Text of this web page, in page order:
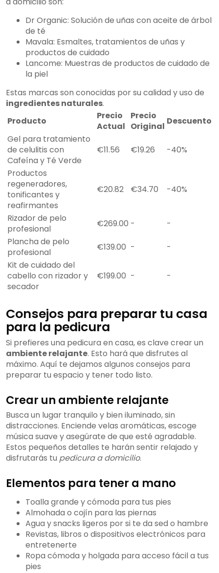
Dr Organic: Solución de uñas con aceite de árbol
de té
Mavala: Esmaltes, tratamientos de uñas y
productos de cuidado
Lancome: Muestras de productos de cuidado de
la piel
Estas marcas son conocidas por su calidad y uso de
ingredientes naturales.
Producto
Precio
Actual
Precio
Original Descuento
Gel para tratamiento
de celulitis con
Cafeína y Té Verde
€11.56 €19.26 -40%
Productos
regeneradores,
tonificantes y
reafirmantes
€20.82 €34.70 -40%
Rizador de pelo
profesional
€269.00 -
-
Plancha de pelo
profesional
€139.00 -
-
Kit de cuidado del
cabello con rizador y
secador
€199.00 - -
Consejos para preparar tu casa
para la pedicura
Si prefieres una pedicura en casa, es clave crear un
ambiente relajante. Esto hará que disfrutes al
máximo. Aquí te dejamos algunos consejos para
preparar tu espacio y tener todo listo.
Crear un ambiente relajante
Busca un lugar tranquilo y bien iluminado, sin
distracciones. Enciende velas aromáticas, escoge
música suave y asegúrate de que esté agradable.
Estos pequeños detalles te harán sentir relajado y
disfrutarás tu pedicura a domicilio.
Elementos para tener a mano
Toalla grande y cómoda para tus pies
Almohada o cojín para las piernas
Agua y snacks ligeros por si te da sed o hambre
Revistas, libros o dispositivos electrónicos para
entretenerte
Ropa cómoda y holgada para acceso fácil a tus
pies